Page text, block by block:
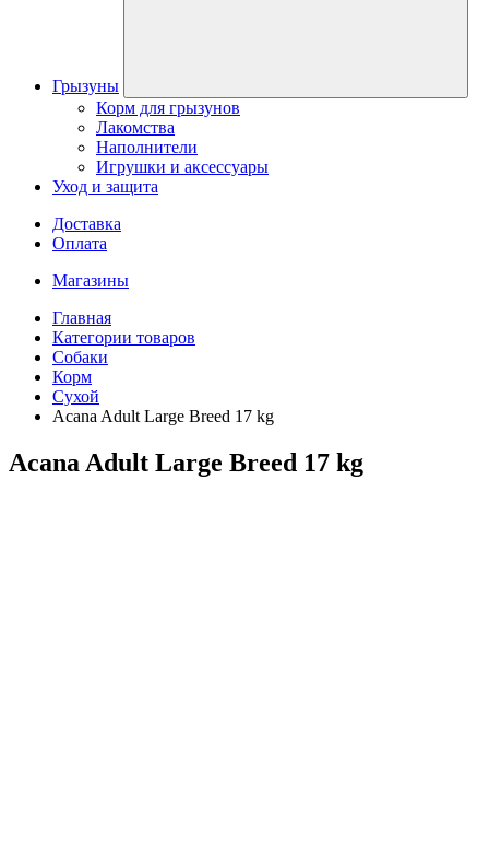
Грызуны
Корм для грызунов
Лакомства
Наполнители
Игрушки и аксессуары
Уход и защита
Доставка
Оплата
Магазины
Главная
Категории товаров
Собаки
Корм
Сухой
Acana Adult Large Breed 17 kg
Acana Adult Large Breed 17 kg